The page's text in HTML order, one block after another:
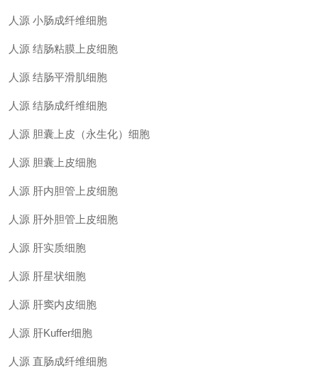
人源 小肠成纤维细胞
人源 结肠粘膜上皮细胞
人源 结肠平滑肌细胞
人源 结肠成纤维细胞
人源 胆囊上皮（永生化）细胞
人源 胆囊上皮细胞
人源 肝内胆管上皮细胞
人源 肝外胆管上皮细胞
人源 肝实质细胞
人源 肝星状细胞
人源 肝窦内皮细胞
人源 肝Kuffer细胞
人源 直肠成纤维细胞